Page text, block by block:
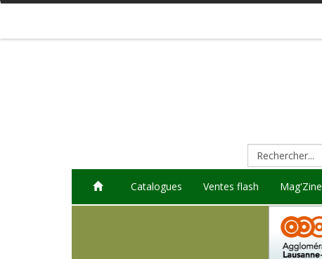
Catalogues Ventes flash Mag'Zine